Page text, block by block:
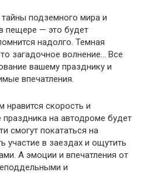
подземного мира и
пещере — это будет
надолго. Темная
загадочное волнение… Все
вашему празднику и
впечатления.
нравится скорость и
на автодроме будет
смогут покататься на
участие в заездах и ощутить
А эмоции и впечатления от
и